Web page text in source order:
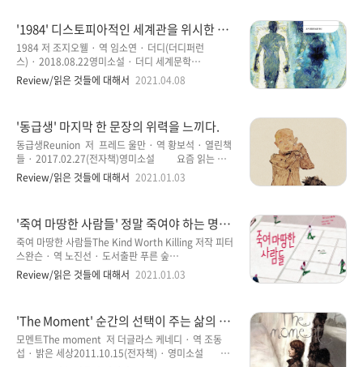
면 다른 방법으로 영화를 보곤 했던 시기입니다. 어둠의
방법으로 통용되어 온 '토렌트'에서 보고 싶은 영화를 다
운받아서 보곤 했던 기억이 납니다. 지금은 토렌트를 사
용하고 있지 않지만, 당시까지는 토렌트는 영화를 공짜
로 보기에는 아주 유용한 방법 중에 하나였지만 저작권
'1984' 디스토피아적인 세계관을 위시한 전
체주의를 비판한 소설
1984 저 조지오웰 · 역 임소연 · 더디(더디퍼런
스) · 2018.08.22영미소설 · 더디 세계문학
011 2021.03.26 ~ 04.07 요즘 이상하게 어두운
느낌이나 부정적인 컨셉이 강한 소설들을 많이 읽고 있
읽고 있는 듯하다. 내가 가지고 있던, 내 마음속에 내재
된 무언가가 이런 책들을 요구하고 있다고는 할 수 없겠
지만 말이다. '조지 오웰'에 대해서는 이미 예전에 읽었
던 소설인 을 통해서 어느 정도 각인되어 있는 상태이긴
하지만 이 소설로 인해 이 작가에 대한 생각이 방점을 찍
Review/읽은 것들에 대해서 2021.04.08
'동급생' 마지막 한 문장의 위력을 느끼다.
동급생Reunion 저 프레드 울만 · 역 황보석 · 열린책
들 · 2017.02.27(전자책)영미소설 요즘 읽는 책들
이 모두 짧은 단편인 것도 이상하지만, 내용도 조금은 색
다른 것들이 대부분인 것도 나름대로 특징인 듯하다. 물
할 정도의 내용 밖에 되지 않는다. 내용은 간단하지만 다
읽고 나면 뭔가 아련함이 남는 것이 조금은 낯설게 느껴
진다. 이 소설의 이야기 연대는 히틀러가 전 세계에 주목
받기 전의 시대, 즉 2차 세계대전이 발발하기 전의 불안
한 유럽 정세 속에 나치즘이 형성되기 이전을 다루고 있
Review/읽은 것들에 대해서 2021.01.03
'죽여 마땅한 사람들' 정말 죽여야 하는 명백
한 이유가 있다
죽여 마땅한 사람들The Kind Worth Killing 저작 피터
스완슨 · 역 노진선 · 도서출판 푸른 숲
2016.07.22 · 영미소설 간단하게 설명하자면 그냥
볼만한 정도의 소설이다. 아주 재미있는 정도는 아니며,
것이다. 하지만 스토리 자체만 놓고 이야기하면 참신하
다는 점에 후한 점수를 줄 수 있을 듯하다. 북커버만 본
다면 뭔가 가벼우면서 위트 있는 것처럼 느껴진다. 북커
Review/읽은 것들에 대해서 2021.01.03
'The Moment' 순간의 선택이 주는 삶의 의
미
모멘트The moment 저 더글라스 케네디 · 역 조동
섭 · 밝은 세상2011.10.15(전자책) · 영미소설 저